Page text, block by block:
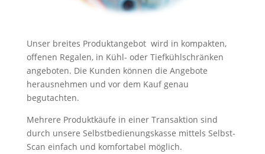
Unser breites Produktangebot wird in kompakten,
offenen Regalen, in Kühl- oder Tiefkühlschränken
angeboten. Die Kunden können die Angebote
herausnehmen und vor dem Kauf genau
begutachten.
Mehrere Produktkäufe in einer Transaktion sind
durch unsere Selbstbedienungskasse mittels Selbst-
Scan einfach und komfortabel möglich.